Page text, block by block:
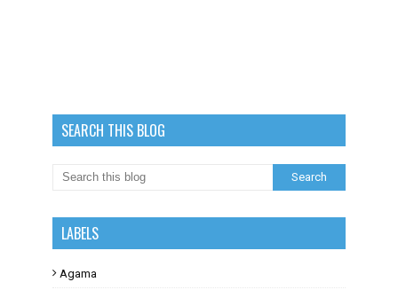
SEARCH THIS BLOG
LABELS
Agama